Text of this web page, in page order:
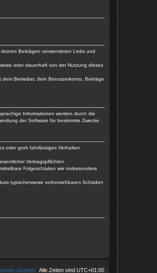
Beiträgen verwendeten Links und
oder dauerhaft von der Nutzung dieses
Betreiber, dein Benutzerkonto, Beiträge
Informationen werden durch die
der Software für bestimmte Zwecke
oder grob fahrlässiges Verhalten
Vertragspflichten
Folgeschäden wie insbesondere
typischerweise vorhersehbaren Schäden
Alle Zeiten sind UTC+01:00
löschen